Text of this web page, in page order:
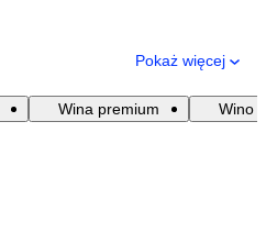
Pokaż więcej
Wina premium Wino